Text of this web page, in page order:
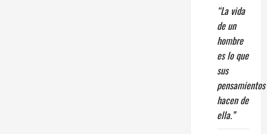
“La vida
de un
hombre
es lo que
sus
pensamientos
hacen de
ella.”